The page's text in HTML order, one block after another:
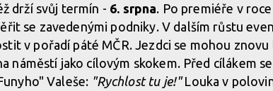
drží svůj termín - 6. srpna. Po premiéře v
se zavedenými podniky. V dalším růstu
v pořadí páté MČR. Jezdci se mohou znovu
náměstí jako cílovým skokem. Před cílákem
Valeše: "Rychlost tu je!"Louka v